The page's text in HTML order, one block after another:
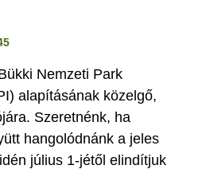
Nemzeti Park
alapításának közelgő,
Szeretnénk, ha
hangolódnánk a jeles
július 1-jétől elindítjuk